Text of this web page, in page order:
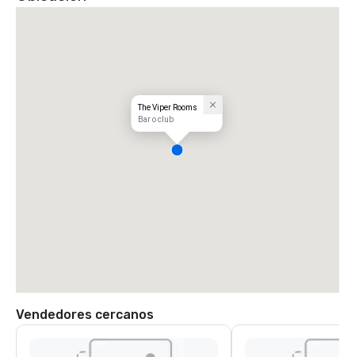
The Viper Rooms
Bar o club
Vendedores cercanos